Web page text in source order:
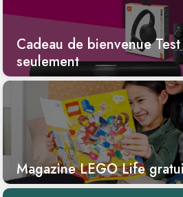
Cadeau de bienvenue
seulement
Magazine LEGO Life